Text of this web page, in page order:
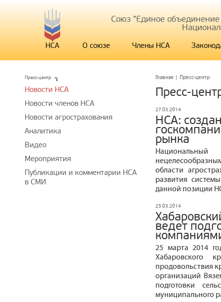
Союз "Единое
НСА О союзе Члены НСА
Главная | Пресс-центр
Пресс-
27.03.2014
НСА:
рынка
области
развития
данной позиции
25.03.2014
ведет
25 марта 2014
Хабаровского
продовольствия
организаций
подготовки
муниципального
Пресс-центр
Новости НСА
Новости членов НСА
Новости агрострахования
Аналитика
Видео
Мероприятия
Публикации и комментарии НСА
в СМИ